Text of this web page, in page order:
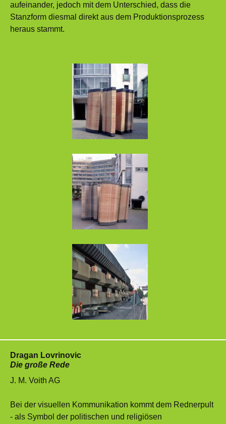
aufeinander, jedoch mit dem Unterschied, dass die
Stanzform diesmal direkt aus dem Produktionsprozess
heraus stammt.
Dragan Lovrinovic
Die große Rede
J. M. Voith AG
Bei der visuellen Kommunikation kommt dem Rednerpult
- als Symbol der politischen und religiösen